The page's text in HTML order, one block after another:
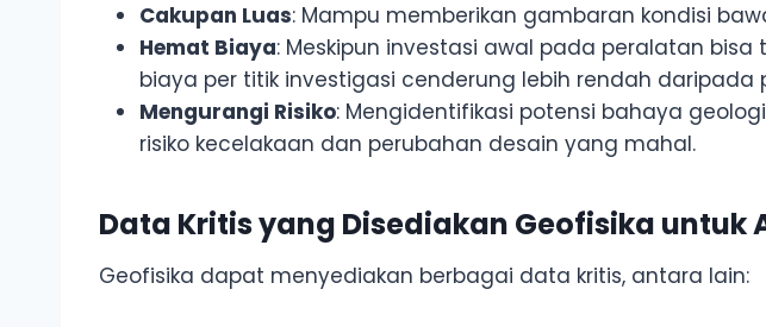
Cakupan Luas: Mampu memberikan gambaran kondisi
Hemat Biaya: Meskipun investasi awal pada peralatan
biaya per titik investigasi cenderung lebih rendah daripada
Mengurangi Risiko: Mengidentifikasi potensi bahaya
risiko kecelakaan dan perubahan desain yang mahal.
Data Kritis yang Disediakan Geofisika untuk
Geofisika dapat menyediakan berbagai data kritis, antara lain: